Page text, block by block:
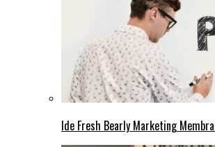
Ide Fresh Bearly Marketing